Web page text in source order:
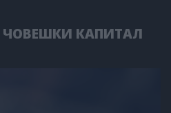
ЧОВЕШКИ КАПИТАЛ